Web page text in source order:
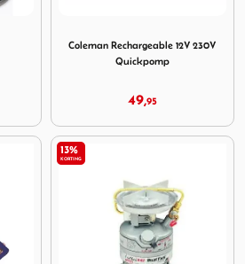
Coleman Rechargeable 12V 230V
Quickpomp
49,95
13%
KORTING